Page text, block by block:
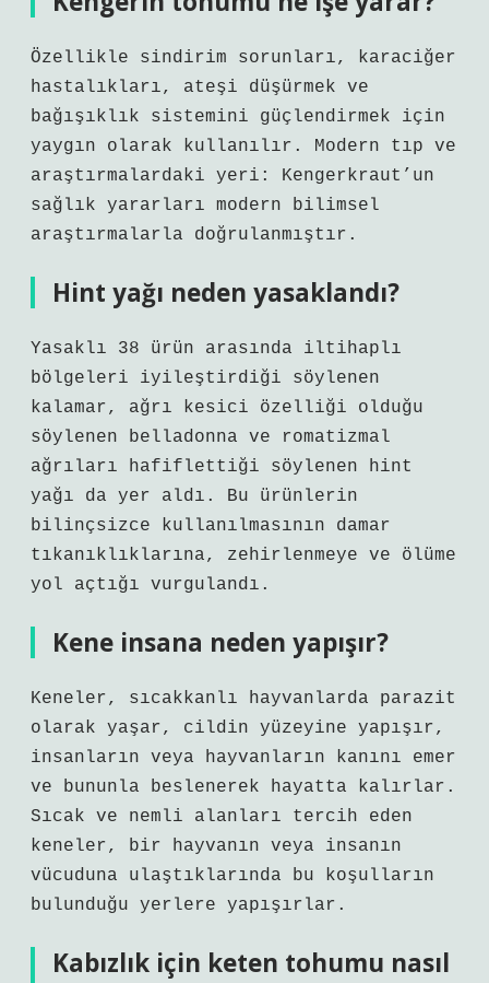
Özellikle sindirim sorunları, karaciğer
hastalıkları, ateşi düşürmek ve
bağışıklık sistemini güçlendirmek için
yaygın olarak kullanılır. Modern tıp ve
araştırmalardaki yeri: Kengerkraut’un
sağlık yararları modern bilimsel
araştırmalarla doğrulanmıştır.
Hint yağı neden yasaklandı?
Yasaklı 38 ürün arasında iltihaplı
bölgeleri iyileştirdiği söylenen
kalamar, ağrı kesici özelliği olduğu
söylenen belladonna ve romatizmal
ağrıları hafiflettiği söylenen hint
yağı da yer aldı. Bu ürünlerin
bilinçsizce kullanılmasının damar
tıkanıklıklarına, zehirlenmeye ve ölüme
yol açtığı vurgulandı.
Kene insana neden yapışır?
Keneler, sıcakkanlı hayvanlarda parazit
olarak yaşar, cildin yüzeyine yapışır,
insanların veya hayvanların kanını emer
ve bununla beslenerek hayatta kalırlar.
Sıcak ve nemli alanları tercih eden
keneler, bir hayvanın veya insanın
vücuduna ulaştıklarında bu koşulların
bulunduğu yerlere yapışırlar.
Kabızlık için keten tohumu nasıl